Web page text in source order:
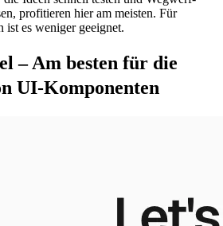
profitieren hier am meisten. Für
ist es weniger geeignet.
– Am besten für die
UI-Komponenten